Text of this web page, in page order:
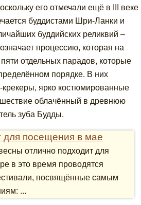
его отмечали ещё в III веке
буддистами Шри-Ланки и
буддийских реликвий –
процессию, которая на
отдельных парадов, которые
порядке. В них
крекеры, ярко костюмированные
облачённый в древнюю
зуба Будды.
для посещения в мае
отлично подходит для
в это время проводятся
посвящённые самым
...